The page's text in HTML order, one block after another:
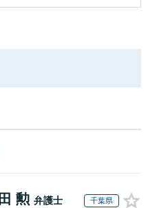
勲 弁護士 千葉県